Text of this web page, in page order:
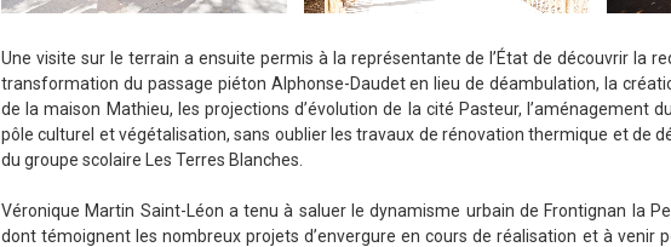
Une visite sur le terrain a ensuite permis à la représentante de l’État de découvrir la
transformation du passage piéton Alphonse-Daudet en lieu de déambulation, la
de la maison Mathieu, les projections d’évolution de la cité Pasteur, l’aménagement
pôle culturel et végétalisation, sans oublier les travaux de rénovation thermique et de
du groupe scolaire Les Terres Blanches.
Véronique Martin Saint-Léon a tenu à saluer le dynamisme urbain de Frontignan la
dont témoignent les nombreux projets d’envergure en cours de réalisation et à venir